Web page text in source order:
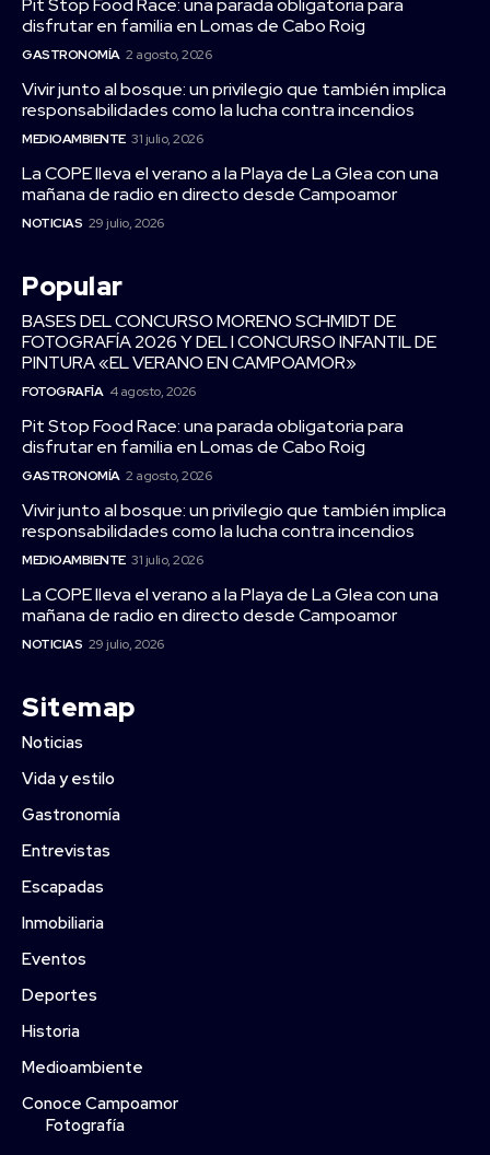
disfrutar en familia en Lomas de Cabo Roig
GASTRONOMÍA 2 agosto, 2026
Vivir junto al bosque: un privilegio que también implica
responsabilidades como la lucha contra incendios
MEDIOAMBIENTE 31 julio, 2026
La COPE lleva el verano a la Playa de La Glea con una
mañana de radio en directo desde Campoamor
NOTICIAS 29 julio, 2026
Popular
BASES DEL CONCURSO MORENO SCHMIDT DE
FOTOGRAFÍA 2026 Y DEL I CONCURSO INFANTIL DE
PINTURA «EL VERANO EN CAMPOAMOR»
FOTOGRAFÍA 4 agosto, 2026
Pit Stop Food Race: una parada obligatoria para
disfrutar en familia en Lomas de Cabo Roig
GASTRONOMÍA 2 agosto, 2026
Vivir junto al bosque: un privilegio que también implica
responsabilidades como la lucha contra incendios
MEDIOAMBIENTE 31 julio, 2026
La COPE lleva el verano a la Playa de La Glea con una
mañana de radio en directo desde Campoamor
NOTICIAS 29 julio, 2026
Sitemap
Noticias
Vida y estilo
Gastronomía
Entrevistas
Escapadas
Inmobiliaria
Eventos
Deportes
Historia
Medioambiente
Conoce Campoamor
Fotografía